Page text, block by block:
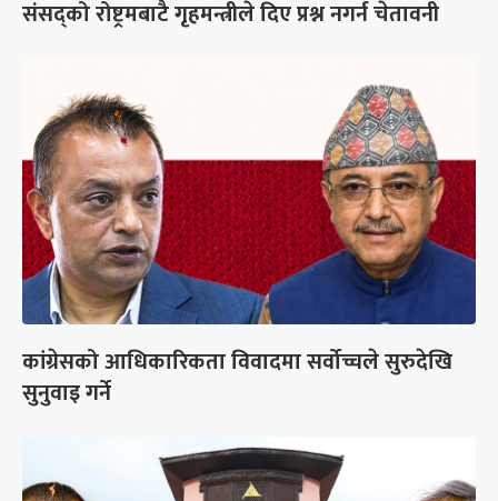
संसद्को रोष्ट्रमबाटै गृहमन्त्रीले दिए प्रश्न नगर्न चेतावनी
कांग्रेसको आधिकारिकता विवादमा सर्वोच्चले सुरुदेखि
सुनुवाइ गर्ने